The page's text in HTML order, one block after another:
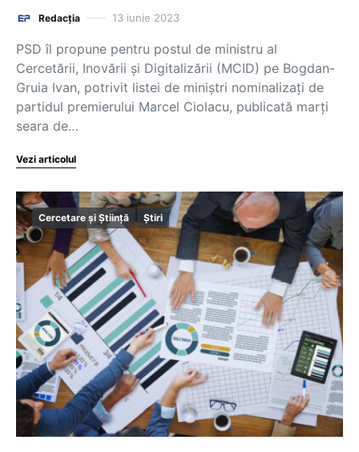
Redacția 13 iunie 2023
PSD îl propune pentru postul de ministru al
Cercetării, Inovării și Digitalizării (MCID) pe Bogdan-
Gruia Ivan, potrivit listei de miniștri nominalizați de
partidul premierului Marcel Ciolacu, publicată marți
seara de…
Vezi articolul
Cercetare și Știință Știri